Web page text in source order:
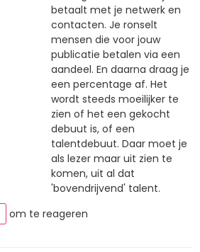
betaalt met je netwerk en
contacten. Je ronselt
mensen die voor jouw
publicatie betalen via een
aandeel. En daarna draag je
een percentage af. Het
wordt steeds moeilijker te
zien of het een gekocht
debuut is, of een
talentdebuut. Daar moet je
als lezer maar uit zien te
komen, uit al dat
'bovendrijvend' talent.
om te reageren